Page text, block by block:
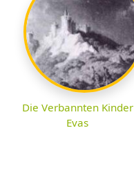
Die Verbannten Kinder
Evas